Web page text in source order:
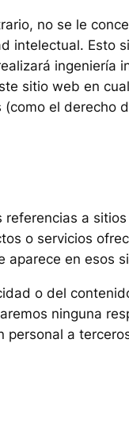
no se le
intelectual. Esto
sitio web en
el derecho
a
o servicios
en
o del
ninguna
personal a